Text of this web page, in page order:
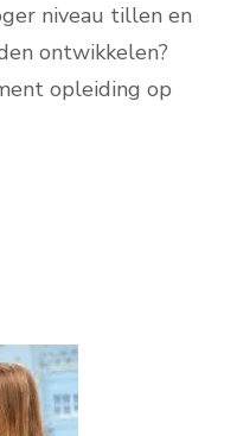
niveau tillen en
ontwikkelen?
opleiding op